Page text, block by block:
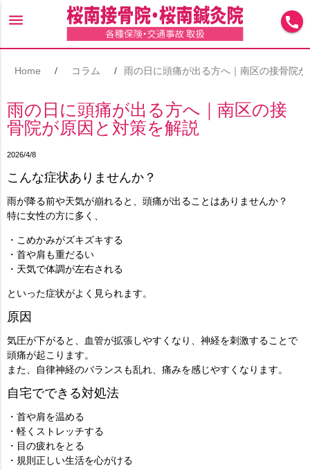
menu call
Home コラム 雨の日に頭痛が出る方へ｜南区の接骨院
雨の日に頭痛が出る方へ｜南区の接
骨院が原因と対策を解説
2026/4/8
こんな症状ありませんか？
雨が降る前や天気が崩れると、頭痛が出ることはありませんか？
特に女性の方に多く、
・こめかみがズキズキする
・首や肩も重だるい
・天気で体調が左右される
といった症状がよく見られます。
原因
気圧が下がると、血管が拡張しやすくなり、神経を刺激することで
頭痛が起こります。
また、自律神経のバランスも乱れ、痛みを感じやすくなります。
自宅でできる対処法
・首や肩を温める
・軽くストレッチする
・目の疲れをとる
・規則正しい生活を心がける